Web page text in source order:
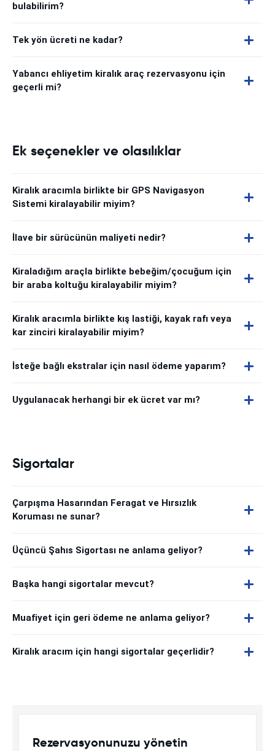
bulabilirim?
Tek yön ücreti ne kadar?
Yabancı ehliyetim kiralık araç rezervasyonu için
geçerli mi?
Ek seçenekler ve olasılıklar
Kiralık aracımla birlikte bir GPS Navigasyon
Sistemi kiralayabilir miyim?
İlave bir sürücünün maliyeti nedir?
Kiraladığım araçla birlikte bebeğim/çocuğum için
bir araba koltuğu kiralayabilir miyim?
Kiralık aracımla birlikte kış lastiği, kayak rafı veya
kar zinciri kiralayabilir miyim?
İsteğe bağlı ekstralar için nasıl ödeme yaparım?
Uygulanacak herhangi bir ek ücret var mı?
Sigortalar
Çarpışma Hasarından Feragat ve Hırsızlık
Koruması ne sunar?
Üçüncü Şahıs Sigortası ne anlama geliyor?
Başka hangi sigortalar mevcut?
Muafiyet için geri ödeme ne anlama geliyor?
Kiralık aracım için hangi sigortalar geçerlidir?
Rezervasyonunuzu yönetin